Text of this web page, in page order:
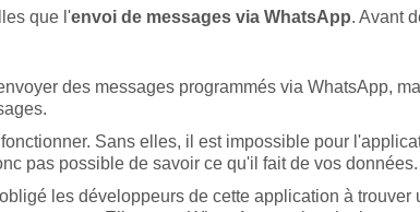
que l'envoi de messages via WhatsApp. Avant
des messages programmés via WhatsApp,
Sans elles, il est impossible pour
pas possible de savoir ce qu'il fait de vos données.
les développeurs de cette application à trouver